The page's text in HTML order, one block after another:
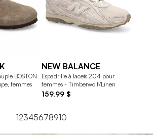
BOSTON
femmes
NEW BALANCE
Espadrille à lacets 204 pour
femmes - Timberwolf/Linen
159,99 $
12345678910